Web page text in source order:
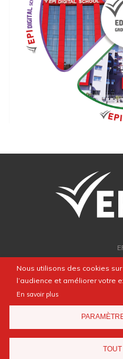
Nous utilisons des cookies
l’audience et améliorer votre
En savoir plus